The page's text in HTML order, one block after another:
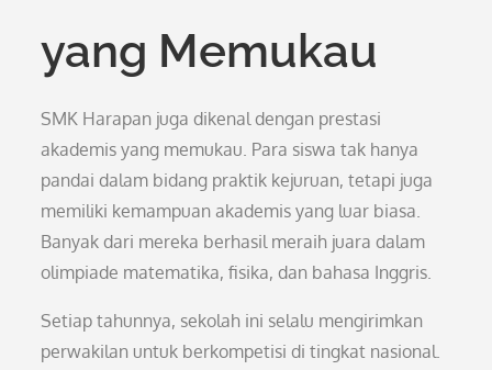
yang Memukau
SMK Harapan juga dikenal dengan prestasi
akademis yang memukau. Para siswa tak hanya
pandai dalam bidang praktik kejuruan, tetapi juga
memiliki kemampuan akademis yang luar biasa.
Banyak dari mereka berhasil meraih juara dalam
olimpiade matematika, fisika, dan bahasa Inggris.
Setiap tahunnya, sekolah ini selalu mengirimkan
perwakilan untuk berkompetisi di tingkat nasional.